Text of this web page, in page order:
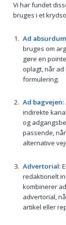
Vi har fundet
bruges i et
Ad absurdum
bruges om
gøre en
oplagt, når
formulering.
Ad bagvejen
indirekte
og
passende,
alternative
Advertorial:
redaktionelt
kombinerer
advertorial,
artikel eller